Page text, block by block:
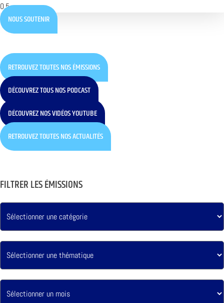
NOUS SOUTENIR
RETROUVEZ TOUTES NOS ÉMISSIONS
DÉCOUVREZ TOUS NOS PODCAST
DÉCOUVREZ NOS VIDÉOS YOUTUBE
RETROUVEZ TOUTES NOS ACTUALITÉS
FILTRER LES ÉMISSIONS